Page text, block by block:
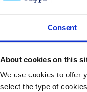
Consent
About cookies on this
We use cookies to offer
select the type of